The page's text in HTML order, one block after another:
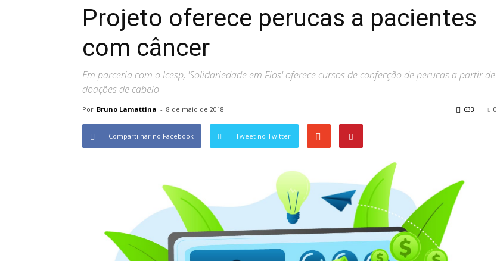
Projeto oferece perucas a pacientes
com câncer
Em parceria com o Icesp, 'Solidariedade em Fios' oferece cursos de confecção de perucas a partir de
doações de cabelo
Por Bruno Lamattina - 8 de maio de 2018 0
633
Compartilhar no Facebook Tweet no Twitter